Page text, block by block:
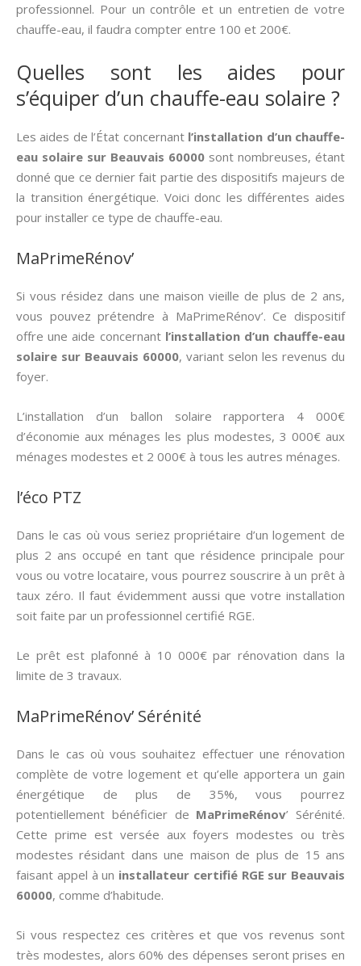
professionnel. Pour un contrôle et un entretien de votre
chauffe-eau, il faudra compter entre 100 et 200€.
Quelles sont les aides pour
s’équiper d’un chauffe-eau solaire ?
Les aides de l’État concernant l’installation d’un chauffe-
eau solaire sur Beauvais 60000 sont nombreuses, étant
donné que ce dernier fait partie des dispositifs majeurs de
la transition énergétique. Voici donc les différentes aides
pour installer ce type de chauffe-eau.
MaPrimeRénov’
Si vous résidez dans une maison vieille de plus de 2 ans,
vous pouvez prétendre à MaPrimeRénov’. Ce dispositif
offre une aide concernant l’installation d’un chauffe-eau
solaire sur Beauvais 60000, variant selon les revenus du
foyer.
L’installation d’un ballon solaire rapportera 4 000€
d’économie aux ménages les plus modestes, 3 000€ aux
ménages modestes et 2 000€ à tous les autres ménages.
l’éco PTZ
Dans le cas où vous seriez propriétaire d’un logement de
plus 2 ans occupé en tant que résidence principale pour
vous ou votre locataire, vous pourrez souscrire à un prêt à
taux zéro. Il faut évidemment aussi que votre installation
soit faite par un professionnel certifié RGE.
Le prêt est plafonné à 10 000€ par rénovation dans la
limite de 3 travaux.
MaPrimeRénov’ Sérénité
Dans le cas où vous souhaitez effectuer une rénovation
complète de votre logement et qu’elle apportera un gain
énergétique de plus de 35%, vous pourrez
potentiellement bénéficier de MaPrimeRénov’ Sérénité.
Cette prime est versée aux foyers modestes ou très
modestes résidant dans une maison de plus de 15 ans
faisant appel à un installateur certifié RGE sur Beauvais
60000, comme d’habitude.
Si vous respectez ces critères et que vos revenus sont
très modestes, alors 60% des dépenses seront prises en